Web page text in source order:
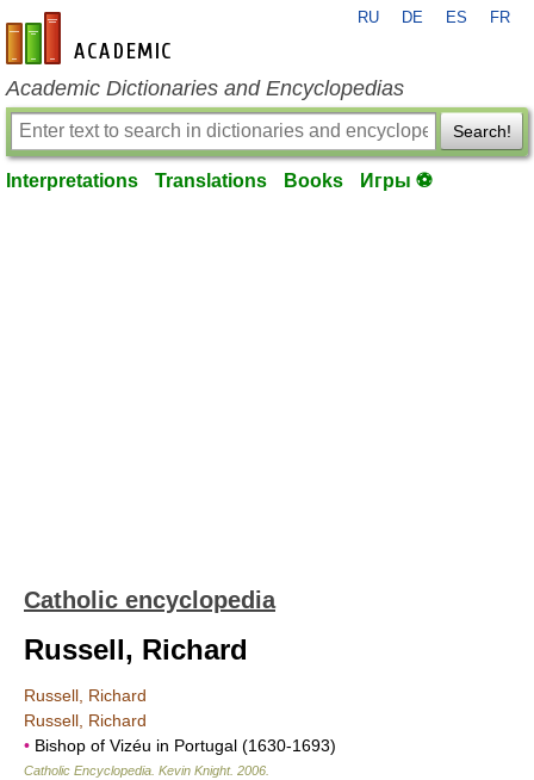
en-academic.com
RU DE ES FR
Academic Dictionaries and Encyclopedias
Search!
Interpretations Translations Books Игры ⚽
Catholic encyclopedia
Russell, Richard
Russell, Richard
Russell, Richard
• Bishop of Vizéu in Portugal (1630-1693)
Catholic Encyclopedia Kevin Knight. 2006